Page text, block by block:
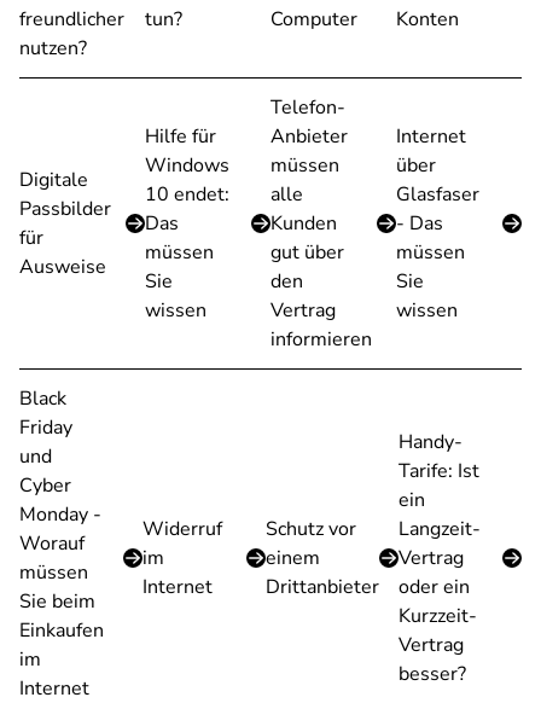
freundlicher
nutzen?
tun?
Computer
Konten
Digitale
Passbilder
für
Ausweise
Hilfe für
Windows
10 endet:
Das
müssen
Sie
wissen
Telefon-
Anbieter
müssen
alle
Kunden
gut über
den
Vertrag
informieren
Internet
über
Glasfaser
- Das
müssen
Sie
wissen
Black
Friday
und
Cyber
Monday -
Worauf
müssen
Sie beim
Einkaufen
im
Internet
Widerruf
im
Internet
Schutz vor
einem
Drittanbieter
Handy-
Tarife: Ist
ein
Langzeit-
Vertrag
oder ein
Kurzzeit-
Vertrag
besser?